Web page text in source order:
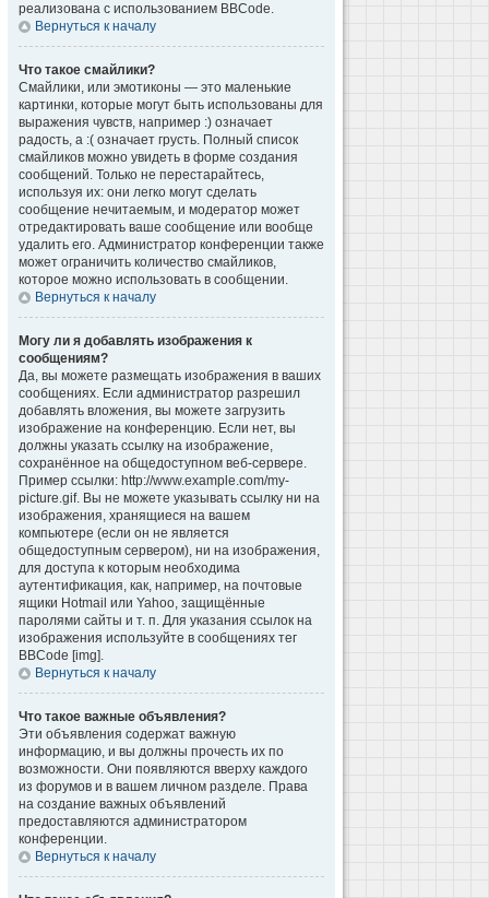
реализована с использованием BBCode.
Вернуться к началу
Что такое смайлики?
Смайлики, или эмотиконы — это маленькие
картинки, которые могут быть использованы для
выражения чувств, например :) означает
радость, а :( означает грусть. Полный список
смайликов можно увидеть в форме создания
сообщений. Только не перестарайтесь,
используя их: они легко могут сделать
сообщение нечитаемым, и модератор может
отредактировать ваше сообщение или вообще
удалить его. Администратор конференции также
может ограничить количество смайликов,
которое можно использовать в сообщении.
Вернуться к началу
Могу ли я добавлять изображения к
сообщениям?
Да, вы можете размещать изображения в ваших
сообщениях. Если администратор разрешил
добавлять вложения, вы можете загрузить
изображение на конференцию. Если нет, вы
должны указать ссылку на изображение,
сохранённое на общедоступном веб-сервере.
Пример ссылки: http://www.example.com/my-
picture.gif. Вы не можете указывать ссылку ни на
изображения, хранящиеся на вашем
компьютере (если он не является
общедоступным сервером), ни на изображения,
для доступа к которым необходима
аутентификация, как, например, на почтовые
ящики Hotmail или Yahoo, защищённые
паролями сайты и т. п. Для указания ссылок на
изображения используйте в сообщениях тег
BBCode [img].
Вернуться к началу
Что такое важные объявления?
Эти объявления содержат важную
информацию, и вы должны прочесть их по
возможности. Они появляются вверху каждого
из форумов и в вашем личном разделе. Права
на создание важных объявлений
предоставляются администратором
конференции.
Вернуться к началу